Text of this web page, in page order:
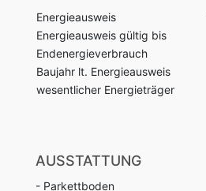
Energieausweis
Energieausweis gültig bis
Endenergieverbrauch
Baujahr lt. Energieausweis
wesentlicher Energieträger
AUSSTATTUNG
- Parkettboden